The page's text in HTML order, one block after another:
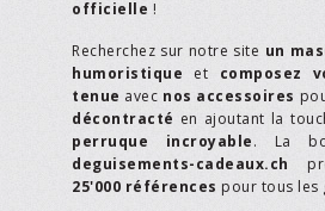
officielle !
Recherchez sur notre site un
humoristique et composez
tenue avec nos accessoires
décontracté en ajoutant la
perruque incroyable. La
deguisements-cadeaux.ch
25'000 références pour tous les